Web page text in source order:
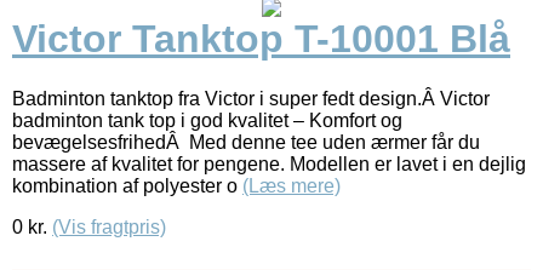
Victor Tanktop T-10001 Blå
Badminton tanktop fra Victor i super fedt design.Â Victor
badminton tank top i god kvalitet – Komfort og
bevægelsesfrihedÂ Med denne tee uden ærmer får du
massere af kvalitet for pengene. Modellen er lavet i en dejlig
kombination af polyester o (Læs mere)
0 kr. (Vis fragtpris)